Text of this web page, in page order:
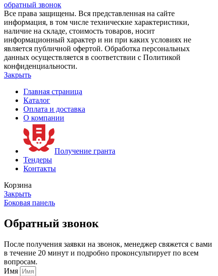
обратный звонок
Все права защищены. Вся представленная на сайте
информация, в том числе технические характеристики,
наличие на складе, стоимость товаров, носит
информационный характер и ни при каких условиях не
является публичной офертой. Обработка персональных
данных осуществляется в соответствии с Политикой
конфиденциальности.
Закрыть
Главная страница
Каталог
Оплата и доставка
О компании
Получение гранта
Тендеры
Контакты
Корзина
Закрыть
Боковая панель
Обратный звонок
После получения заявки на звонок, менеджер свяжется с вами
в течение 20 минут и подробно проконсультирует по всем
вопросам.
Имя